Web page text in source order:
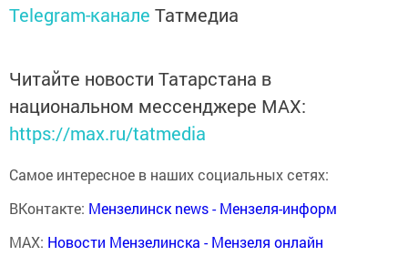
Telegram-канале Татмедиа
Читайте новости Татарстана в
национальном мессенджере MАХ:
https://max.ru/tatmedia
Самое интересное в наших социальных сетях:
ВКонтакте: Мензелинск news - Мензеля-информ
MAX: Новости Мензелинска - Мензеля онлайн